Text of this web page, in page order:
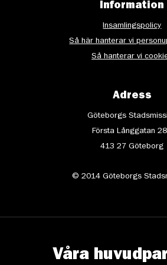
Information
Insamlingspolicy
Så här hanterar vi
Så hanterar vi
Adress
Göteborgs
Första Långgatan
413 27 Göteborg
© 2014 Göteborgs
Våra